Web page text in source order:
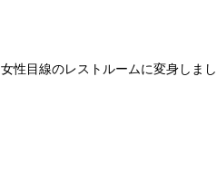
性目線のレストルームに変身しま